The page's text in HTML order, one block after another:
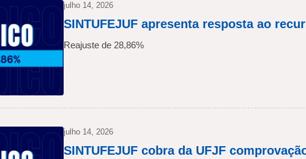
julho 14, 2026
SINTUFEJUF apresenta resposta ao
Reajuste de 28,86%
julho 14, 2026
SINTUFEJUF cobra da UFJF